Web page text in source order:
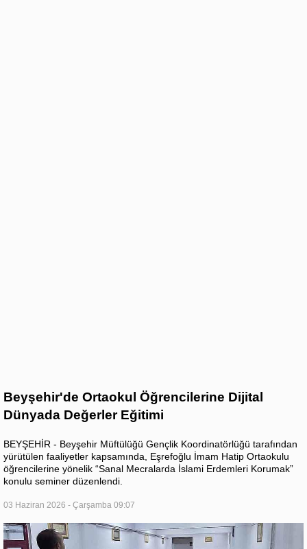
Beyşehir'de Ortaokul Öğrencilerine Dijital
Dünyada Değerler Eğitimi
BEYŞEHİR - Beyşehir Müftülüğü Gençlik Koordinatörlüğü tarafından
yürütülen faaliyetler kapsamında, Eşrefoğlu İmam Hatip Ortaokulu
öğrencilerine yönelik “Sanal Mecralarda İslami Erdemleri Korumak”
konulu seminer düzenlendi.
03 Haziran 2026 - Çarşamba 09:07